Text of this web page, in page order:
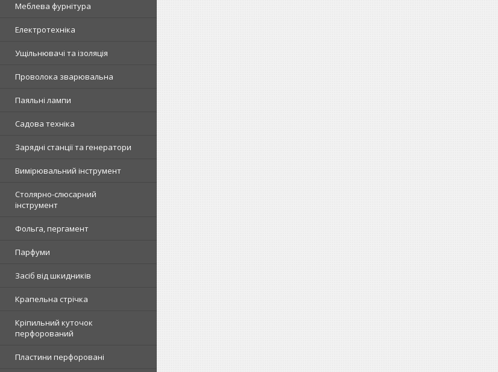
Меблева фурнітура
Електротехніка
Ущільнювачі та ізоляція
Проволока зварювальна
Паяльні лампи
Садова техніка
Зарядні станції та генератори
Вимірювальний інструмент
Столярно-слюсарний
інструмент
Фольга, пергамент
Парфуми
Засіб від шкидників
Крапельна стрічка
Кріпильний куточок
перфорований
Пластини перфоровані